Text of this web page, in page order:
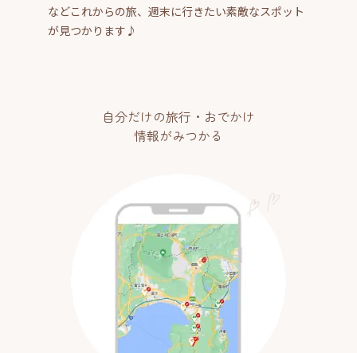
などこれからの旅、週末に行きたい素敵なスポット
が見つかります♪
自分だけの旅行・おでかけ
情報がみつかる